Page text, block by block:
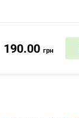
190.00 грн